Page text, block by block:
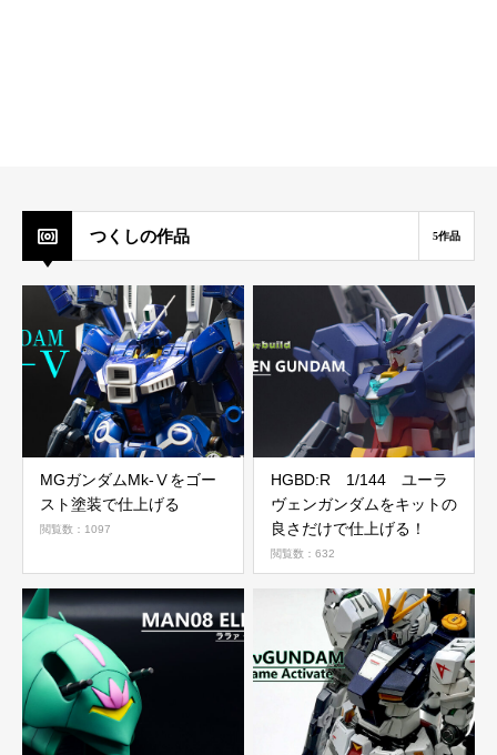
つくしの作品 5作品
MGガンダムMk‐Ⅴをゴー
スト塗装で仕上げる
閲覧数：1097
HGBD:R 1/144 ユーラ
ヴェンガンダムをキットの
良さだけで仕上げる！
閲覧数：632